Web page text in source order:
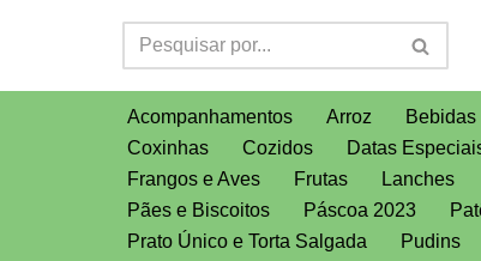
Acompanhamentos Arroz Bebidas
Coxinhas
Cozidos Datas
Frangos e Aves
Frutas Lanches
Pães e Biscoitos
Páscoa 2023
Prato Único e Torta Salgada
Pudins